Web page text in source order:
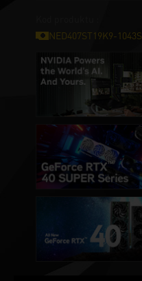
NED407ST19K9-1043S